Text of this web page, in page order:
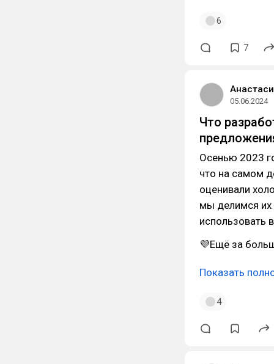
6
7
05.06.2024
Что
Осенью 2023
что на самом
оценивали
мы делимся
использовать
💜Ещё за
Показать
4